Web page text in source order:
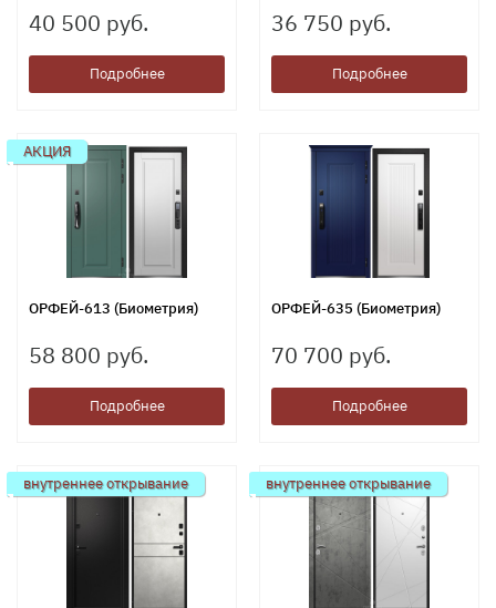
40 500 руб.
Подробнее
36 750 руб.
Подробнее
АКЦИЯ
ОРФЕЙ-613 (Биометрия)
58 800 руб.
Подробнее
ОРФЕЙ-635 (Биометрия)
70 700 руб.
Подробнее
внутреннее открывание внутреннее открывание